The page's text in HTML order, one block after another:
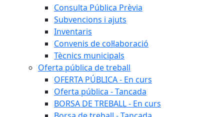
Consulta Pública Prèvia
Subvencions i ajuts
Inventaris
Convenis de col·laboració
Tècnics municipals
Oferta pública de treball
OFERTA PÚBLICA - En curs
Oferta pública - Tancada
BORSA DE TREBALL - En curs